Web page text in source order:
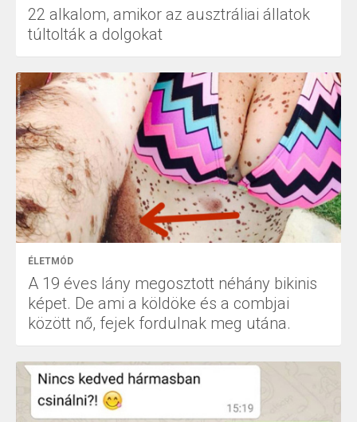
22 alkalom, amikor az ausztráliai állatok
túltolták a dolgokat
ÉLETMÓD
A 19 éves lány megosztott néhány bikinis
képet. De ami a köldöke és a combjai
között nő, fejek fordulnak meg utána.